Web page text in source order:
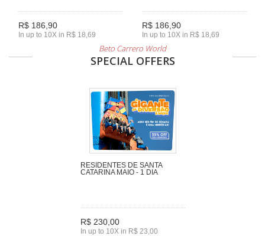
R$ 186,90
In up to 10X in R$ 18,69
R$ 186,90
In up to 10X in R$ 18,69
Beto Carrero World
SPECIAL OFFERS
RESIDENTES DE SANTA
CATARINA MAIO - 1 DIA
R$ 230,00
In up to 10X in R$ 23,00